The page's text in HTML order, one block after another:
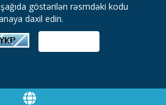
göstərilən rəsmdəki kodu
daxil edin.